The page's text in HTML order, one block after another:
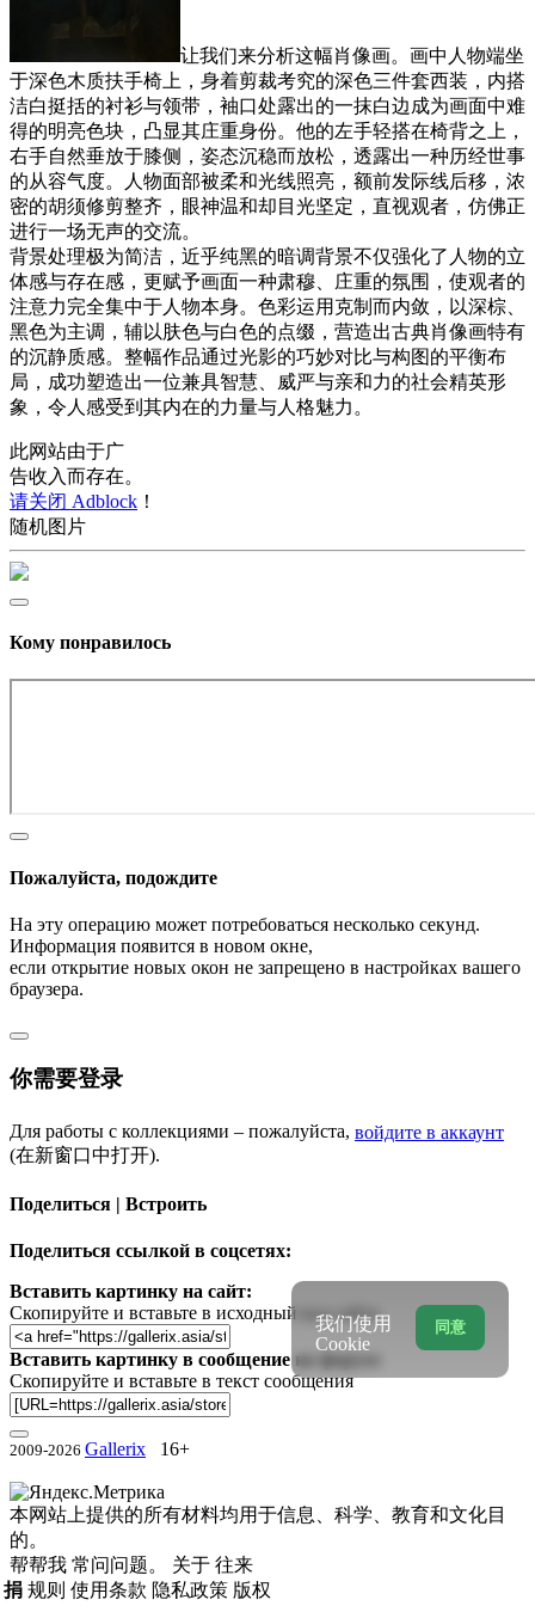
让我们来分析这幅肖像画。画中人物端坐
于深色木质扶手椅上，身着剪裁考究的深色三件套西装，内搭
洁白挺括的衬衫与领带，袖口处露出的一抹白边成为画面中难
得的明亮色块，凸显其庄重身份。他的左手轻搭在椅背之上，
右手自然垂放于膝侧，姿态沉稳而放松，透露出一种历经世事
的从容气度。人物面部被柔和光线照亮，额前发际线后移，浓
密的胡须修剪整齐，眼神温和却目光坚定，直视观者，仿佛正
进行一场无声的交流。
背景处理极为简洁，近乎纯黑的暗调背景不仅强化了人物的立
体感与存在感，更赋予画面一种肃穆、庄重的氛围，使观者的
注意力完全集中于人物本身。色彩运用克制而内敛，以深棕、
黑色为主调，辅以肤色与白色的点缀，营造出古典肖像画特有
的沉静质感。整幅作品通过光影的巧妙对比与构图的平衡布
局，成功塑造出一位兼具智慧、威严与亲和力的社会精英形
象，令人感受到其内在的力量与人格魅力。
此网站由于广
告收入而存在。
请关闭 Adblock ！
随机图片
Кому понравилось
Пожалуйста, подождите
На эту операцию может потребоваться несколько секунд.
Информация появится в новом окне,
если открытие новых окон не запрещено в настройках вашего
браузера.
你需要登录
Для работы с коллекциями – пожалуйста, войдите в аккаунт
(在新窗口中打开).
Поделиться | Встроить
Поделиться ссылкой в соцсетях:
Вставить картинку на сайт:
Скопируйте и вставьте в исходный код сайта
Вставить картинку в сообщение на форум:
Скопируйте и вставьте в текст сообщения
2009-2026 Gallerix 16+
本网站上提供的所有材料均用于信息、科学、教育和文化目
的。
帮帮我 常问问题。 关于 往来
捐 规则 使用条款 隐私政策 版权
同意
我们使用
Cookie